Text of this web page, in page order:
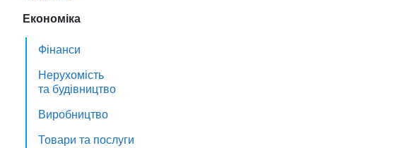
Економіка
Фінанси
Нерухомість
та будівництво
Виробництво
Товари та послуги